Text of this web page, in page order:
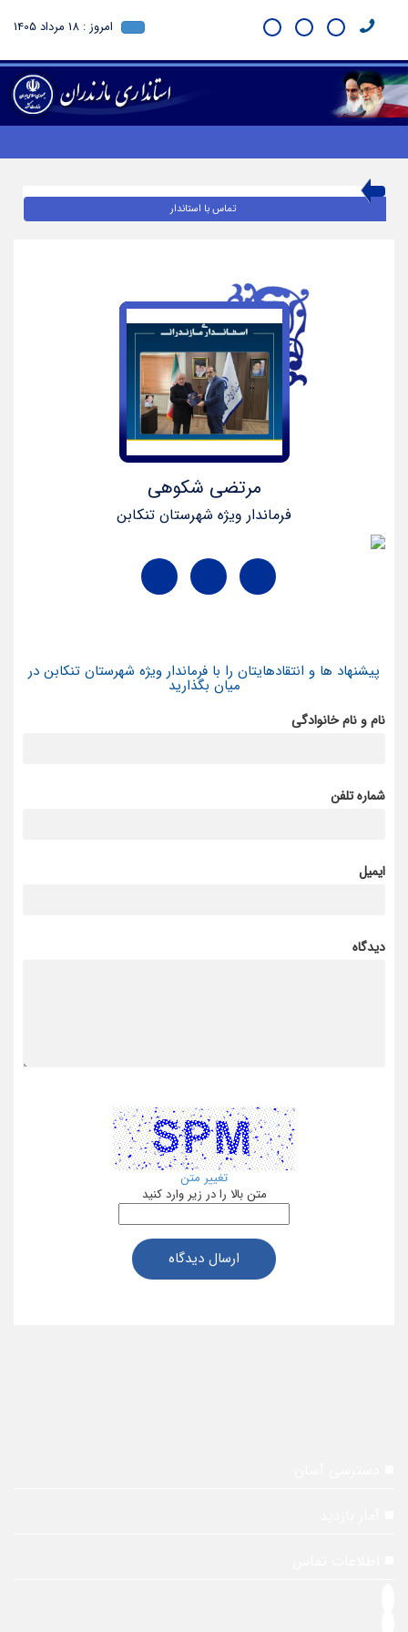
امروز : 18 مرداد 1405
تماس با استاندار
مرتضی شکوهی
فرماندار ویژه شهرستان تنکابن
پیشنهاد ها و انتقادهایتان را با فرماندار ویژه شهرستان تنکابن در
میان بگذارید
نام و نام خانوادگی
شماره تلفن
ایمیل
دیدگاه
تغییر متن
متن بالا را در زیر وارد کنید
ارسال دیدگاه